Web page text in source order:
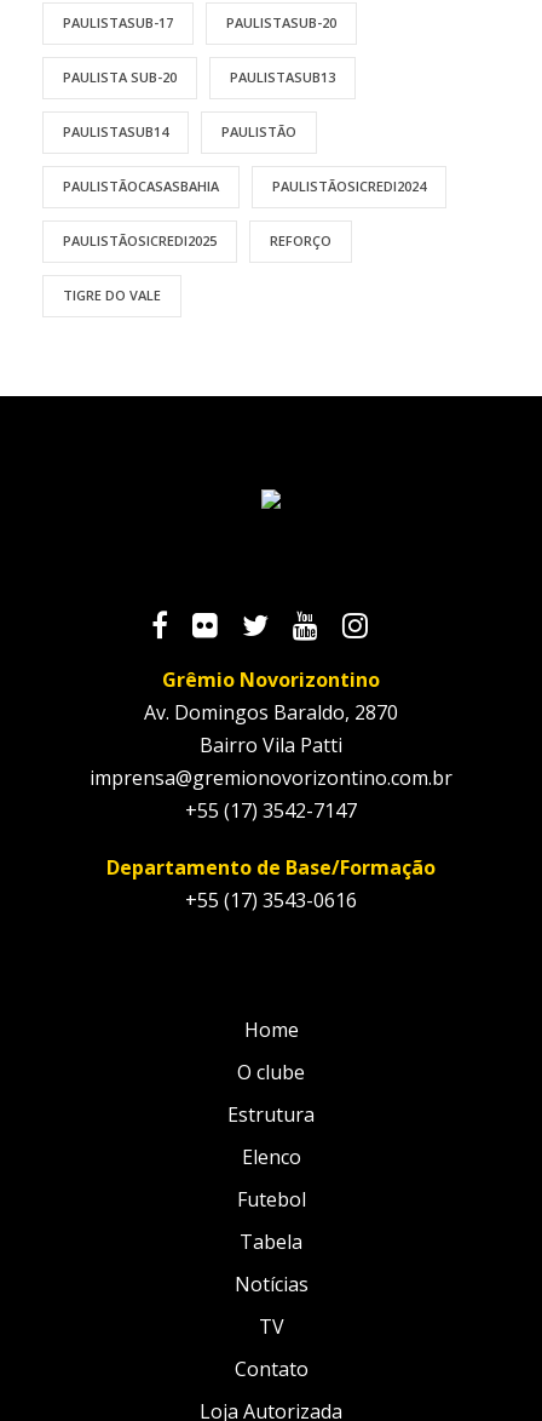
PAULISTASUB-17 PAULISTASUB-20
PAULISTA SUB-20 PAULISTASUB13
PAULISTASUB14 PAULISTÃO
PAULISTÃOCASASBAHIA PAULISTÃOSICREDI2024
PAULISTÃOSICREDI2025 REFORÇO
TIGRE DO VALE
Grêmio Novorizontino
Av. Domingos Baraldo, 2870
Bairro Vila Patti
imprensa@gremionovorizontino.com.br
+55 (17) 3542-7147
Departamento de Base/Formação
+55 (17) 3543-0616
Home
O clube
Estrutura
Elenco
Futebol
Tabela
Notícias
TV
Contato
Loja Autorizada